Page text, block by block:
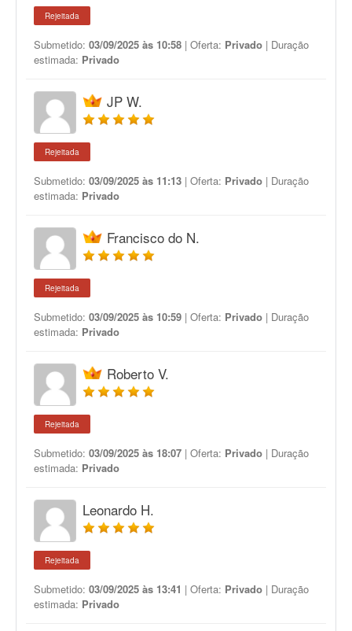
Rejeitada
Submetido: 03/09/2025 às 10:58 | Oferta: Privado | Duração
estimada: Privado
JP W.
Rejeitada
Submetido: 03/09/2025 às 11:13 | Oferta: Privado | Duração
estimada: Privado
Francisco do N.
Rejeitada
Submetido: 03/09/2025 às 10:59 | Oferta: Privado | Duração
estimada: Privado
Roberto V.
Rejeitada
Submetido: 03/09/2025 às 18:07 | Oferta: Privado | Duração
estimada: Privado
Leonardo H.
Rejeitada
Submetido: 03/09/2025 às 13:41 | Oferta: Privado | Duração
estimada: Privado